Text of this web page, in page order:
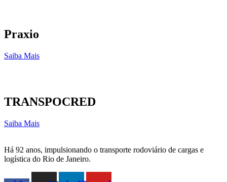
Praxio
Saiba Mais
TRANSPOCRED
Saiba Mais
Há 92 anos, impulsionando o transporte rodoviário de cargas e
logística do Rio de Janeiro.